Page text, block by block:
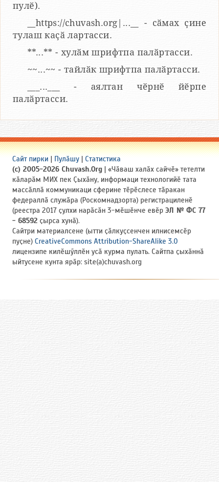
пулӗ).
__https://chuvash.org|...__ - сӑмах ҫине
тулаш каҫӑ лартасси.
**...** - хулӑм шрифтпа палӑртасси.
~~...~~ - тайлӑк шрифтпа палӑртасси.
___...___ - аялтан чӗрнӗ йӗрпе
палӑртасси.
Сайт пирки | Пулӑшу | Статистика
(c) 2005-2026 Chuvash.Org | «Чӑваш халӑх сайчӗ» тетелти
кӑларӑм МИХ пек Ҫыхӑну, информаци технологийӗ тата
массӑллӑ коммуникаци сферине тӗрӗслесе тӑракан
федераллӑ служӑра (Роскомнадзорта) регистрациленӗ
(реестра 2017 ҫулхи нарӑсӑн 3-мӗшӗнче евӗр ЭЛ № ФС 77
- 68592 ҫырса хунӑ).
Сайтри материалсене (ытти ҫӑлкуҫсенчен илнисемсӗр
пуҫне) CreativeCommons Attribution-ShareAlike 3.0
лицензипе килӗшӳллӗн усӑ курма пулать. Сайтпа ҫыхӑннӑ
ыйтусене кунта ярӑр: site(a)chuvash.org